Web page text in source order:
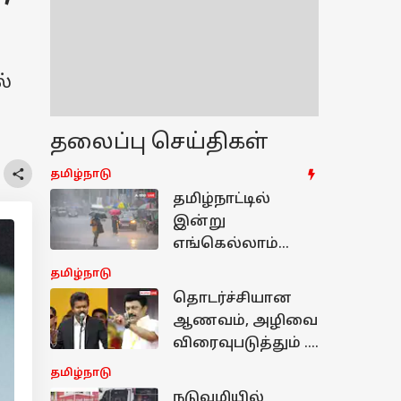
தலைப்பு செய்திகள்
தமிழ்நாடு
தமிழ்நாட்டில்
இன்று
எங்கெல்லாம்
வாய்ப்பு? -
சென்னை
வானிலை
மையத்தின்
தமிழ்நாடு
தொடர்ச்சியான
ஆணவம், அழிவை
விரைவுபடுத்தும் .!
தன்மைக்கு
தமிழ்நாடு